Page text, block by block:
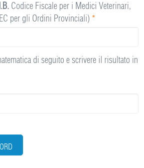
Codice Fiscale per i Medici Veterinari,
per gli Ordini Provinciali) *
di seguito e scrivere il risultato in